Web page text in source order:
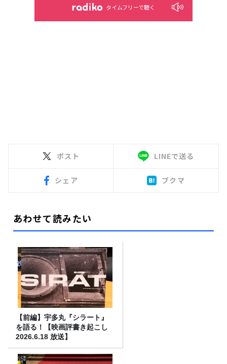
タイムフリーで聴く
ポスト LINEで送る
シェア ブクマ
あわせて読みたい
【前編】宇多丸『シラート』
を語る！【映画評書き起こし
2026.6.18 放送】